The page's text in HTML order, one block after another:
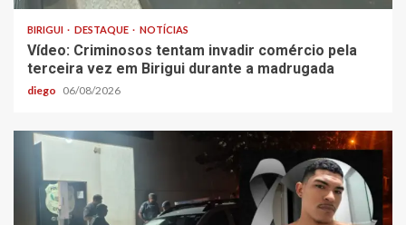
BIRIGUI DESTAQUE NOTÍCIAS
Vídeo: Criminosos tentam invadir comércio pela
terceira vez em Birigui durante a madrugada
diego 06/08/2026